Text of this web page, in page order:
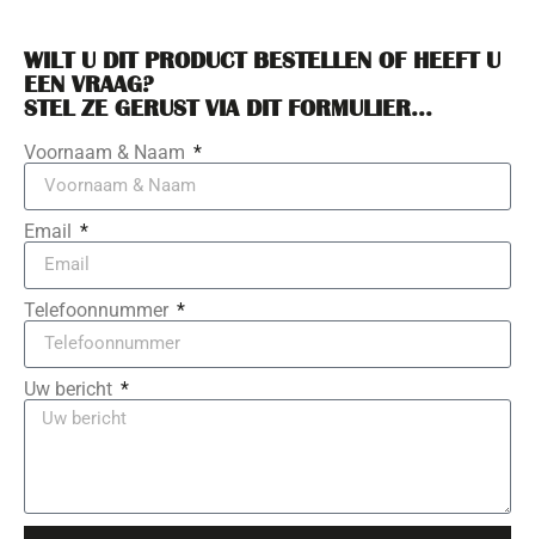
WILT U DIT PRODUCT BESTELLEN OF HEEFT U
EEN VRAAG?
STEL ZE GERUST VIA DIT FORMULIER...
Voornaam & Naam
Email
Telefoonnummer
Uw bericht